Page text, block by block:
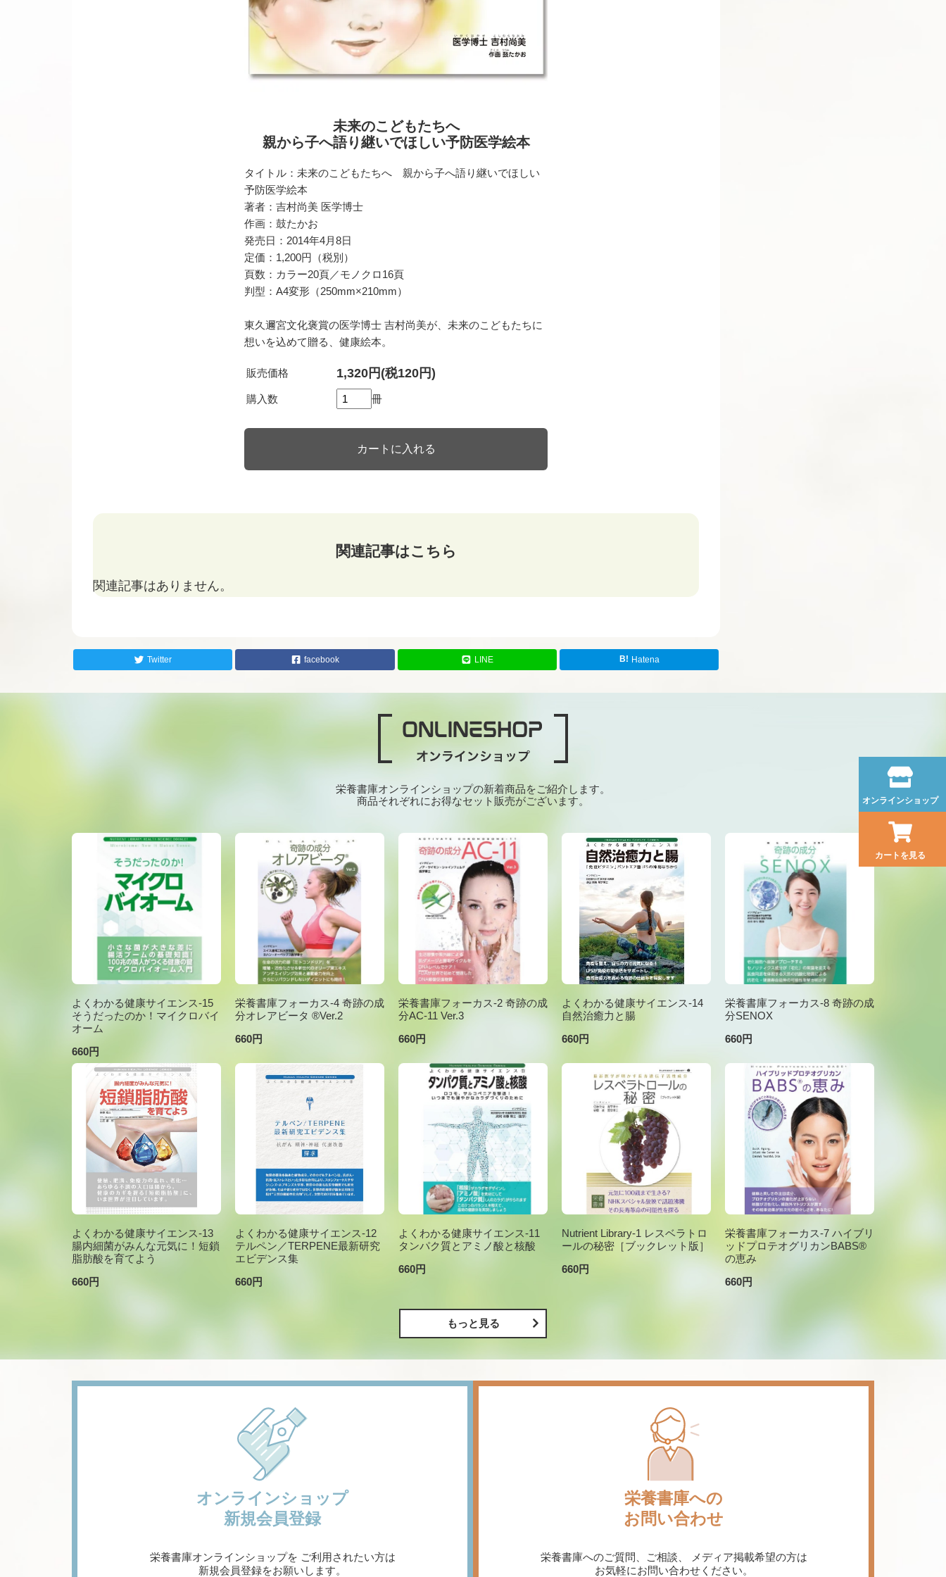
オンラインショップ
カートを見る
未来のこどもたちへ
親から子へ語り継いでほしい予防医学絵本
タイトル：未来のこどもたちへ 親から子へ語り継いでほしい
予防医学絵本
著者：吉村尚美 医学博士
作画：鼓たかお
発売日：2014年4月8日
定価：1,200円（税別）
頁数：カラー20頁／モノクロ16頁
判型：A4変形（250mm×210mm）
東久邇宮文化褒賞の医学博士 吉村尚美が、未来のこどもたちに
想いを込めて贈る、健康絵本。
販売価格 1,320円(税120円)
購入数 冊
関連記事はこちら
関連記事はありません。
Twitter facebook LINE Hatena
栄養書庫オンラインショップの新着商品をご紹介します。
商品それぞれにお得なセット販売がございます。
よくわかる健康サイエンス-15
そうだったのか！マイクロバイ
オーム
660円
栄養書庫フォーカス-4 奇跡の成
分オレアビータ ®Ver.2
660円
栄養書庫フォーカス-2 奇跡の成
分AC-11 Ver.3
660円
よくわかる健康サイエンス-14
自然治癒力と腸
660円
栄養書庫フォーカス-8 奇跡の成
分SENOX
660円
よくわかる健康サイエンス-13
腸内細菌がみんな元気に！短鎖
脂肪酸を育てよう
660円
よくわかる健康サイエンス-12
テルペン／TERPENE最新研究
エビデンス集
660円
よくわかる健康サイエンス-11
タンパク質とアミノ酸と核酸
660円
Nutrient Library-1 レスベラトロ
ールの秘密［ブックレット版］
660円
栄養書庫フォーカス-7 ハイブリ
ッドプロテオグリカンBABS®
の恵み
660円
もっと見る
オンラインショップ
新規会員登録
栄養書庫オンラインショップを ご利用されたい方は
新規会員登録をお願いします。
栄養書庫への
お問い合わせ
栄養書庫へのご質問、ご相談、
メディア掲載希望の方は
お気軽にお問い合わせください。